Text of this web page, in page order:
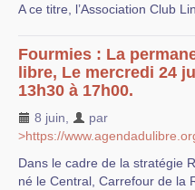
A ce titre, l’Association Club
Fourmies : La
libre, Le mercredi 24
13h30 à 17h00.
8 juin
par
>https://
Dans le cadre de la stratégie
né le Central, Carrefour de la